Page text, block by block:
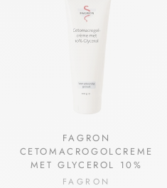
FAGRON
CETOMACROGOLCREME
MET GLYCEROL 10%
FAGRON